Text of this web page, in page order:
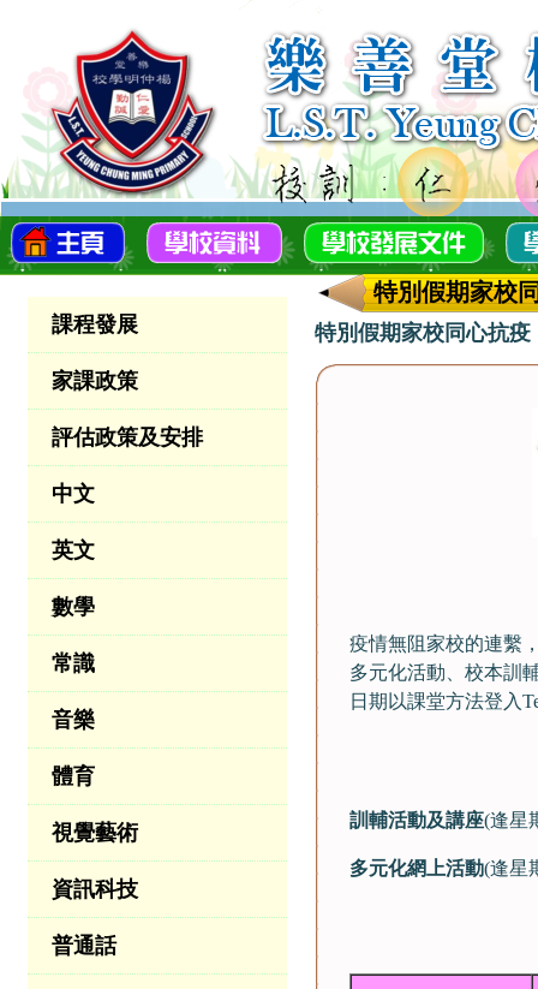
課程發展
家課政策
評估政策及安排
中文
英文
數學
常識
音樂
體育
視覺藝術
資訊科技
普通話
特別假期家校
特別假期家校同心抗疫
疫情無阻家校的連繫
多元化活動、校本訓
日期以課堂方法登入
訓輔活動及講座(逢星
多元化網上活動(逢星